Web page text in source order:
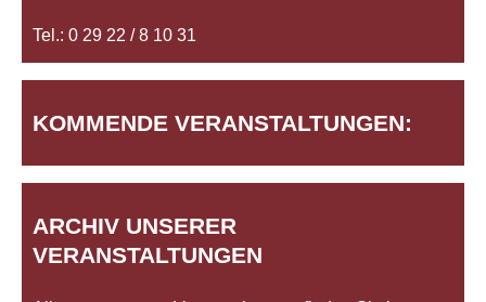
Tel.: 0 29 22 / 8 10 31
KOMMENDE VERANSTALTUNGEN:
ARCHIV UNSERER
VERANSTALTUNGEN